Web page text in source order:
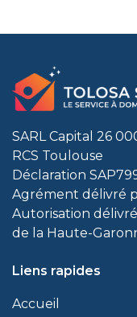
SARL Capital 26
RCS Toulouse
Déclaration
Agrément délivré
Autorisation
de la Haute-
Liens rapides
Accueil